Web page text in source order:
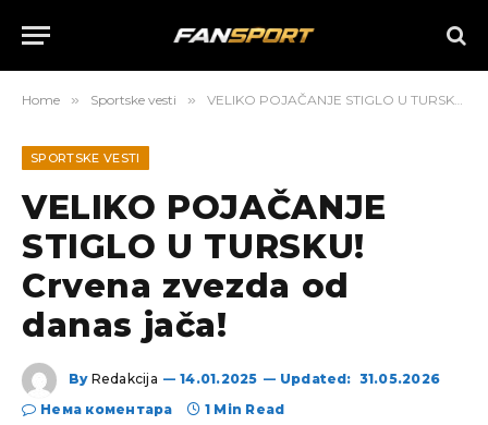
Home » Sportske vesti » VELIKO POJAČANJE STIGLO U TURSKU! Crvena zvezda od danas jača!
SPORTSKE VESTI
VELIKO POJAČANJE
STIGLO U TURSKU!
Crvena zvezda od
danas jača!
By Redakcija 14.01.2025 Updated: 31.05.2026
Нема коментара
1 Min Read